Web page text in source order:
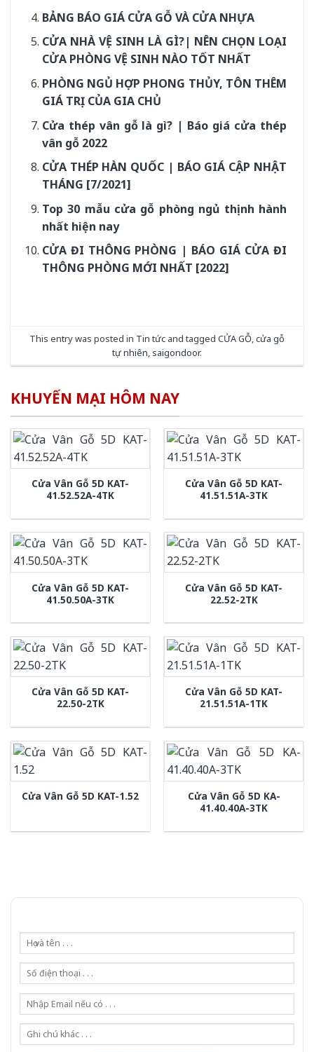
BẢNG BÁO GIÁ CỬA GỖ VÀ CỬA NHỰA
CỬA NHÀ VỆ SINH LÀ GÌ?| NÊN CHỌN LOẠI
CỬA PHÒNG VỆ SINH NÀO TỐT NHẤT
PHÒNG NGỦ HỢP PHONG THỦY, TÔN THÊM
GIÁ TRỊ CỦA GIA CHỦ
Cửa thép vân gỗ là gì? | Báo giá cửa thép
vân gỗ 2022
CỬA THÉP HÀN QUỐC | BÁO GIÁ CẬP NHẬT
THÁNG [7/2021]
Top 30 mẫu cửa gỗ phòng ngủ thịnh hành
nhất hiện nay
CỬA ĐI THÔNG PHÒNG | BÁO GIÁ CỬA ĐI
THÔNG PHÒNG MỚI NHẤT [2022]
This entry was posted in Tin tức and tagged CỬA GỖ cửa gỗ
tự nhiên saigondoor.
KHUYẾN MẠI HÔM NAY
Cửa Vân Gỗ 5D KAT-
41.52.52A-4TK
Cửa Vân Gỗ 5D KAT-
41.51.51A-3TK
Cửa Vân Gỗ 5D KAT-
41.50.50A-3TK
Cửa Vân Gỗ 5D KAT-
22.52-2TK
Cửa Vân Gỗ 5D KAT-
22.50-2TK
Cửa Vân Gỗ 5D KAT-
21.51.51A-1TK
Cửa Vân Gỗ 5D KAT-1.52
Cửa Vân Gỗ 5D KA-
41.40.40A-3TK